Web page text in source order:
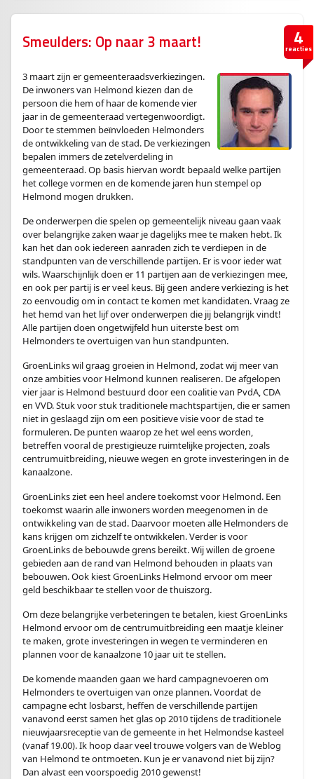
4
reacties
Smeulders: Op naar 3 maart!
3 maart zijn er gemeenteraadsverkiezingen.
De inwoners van Helmond kiezen dan de
persoon die hem of haar de komende vier
jaar in de gemeenteraad vertegenwoordigt.
Door te stemmen beïnvloeden Helmonders
de ontwikkeling van de stad. De verkiezingen
bepalen immers de zetelverdeling in
gemeenteraad. Op basis hiervan wordt bepaald welke partijen
het college vormen en de komende jaren hun stempel op
Helmond mogen drukken.
De onderwerpen die spelen op gemeentelijk niveau gaan vaak
over belangrijke zaken waar je dagelijks mee te maken hebt. Ik
kan het dan ook iedereen aanraden zich te verdiepen in de
standpunten van de verschillende partijen. Er is voor ieder wat
wils. Waarschijnlijk doen er 11 partijen aan de verkiezingen mee,
en ook per partij is er veel keus. Bij geen andere verkiezing is het
zo eenvoudig om in contact te komen met kandidaten. Vraag ze
het hemd van het lijf over onderwerpen die jij belangrijk vindt!
Alle partijen doen ongetwijfeld hun uiterste best om
Helmonders te overtuigen van hun standpunten.
GroenLinks wil graag groeien in Helmond, zodat wij meer van
onze ambities voor Helmond kunnen realiseren. De afgelopen
vier jaar is Helmond bestuurd door een coalitie van PvdA, CDA
en VVD. Stuk voor stuk traditionele machtspartijen, die er samen
niet in geslaagd zijn om een positieve visie voor de stad te
formuleren. De punten waarop ze het wel eens worden,
betreffen vooral de prestigieuze ruimtelijke projecten, zoals
centrumuitbreiding, nieuwe wegen en grote investeringen in de
kanaalzone.
GroenLinks ziet een heel andere toekomst voor Helmond. Een
toekomst waarin alle inwoners worden meegenomen in de
ontwikkeling van de stad. Daarvoor moeten alle Helmonders de
kans krijgen om zichzelf te ontwikkelen. Verder is voor
GroenLinks de bebouwde grens bereikt. Wij willen de groene
gebieden aan de rand van Helmond behouden in plaats van
bebouwen. Ook kiest GroenLinks Helmond ervoor om meer
geld beschikbaar te stellen voor de thuiszorg.
Om deze belangrijke verbeteringen te betalen, kiest GroenLinks
Helmond ervoor om de centrumuitbreiding een maatje kleiner
te maken, grote investeringen in wegen te verminderen en
plannen voor de kanaalzone 10 jaar uit te stellen.
De komende maanden gaan we hard campagnevoeren om
Helmonders te overtuigen van onze plannen. Voordat de
campagne echt losbarst, heffen de verschillende partijen
vanavond eerst samen het glas op 2010 tijdens de traditionele
nieuwjaarsreceptie van de gemeente in het Helmondse kasteel
(vanaf 19.00). Ik hoop daar veel trouwe volgers van de Weblog
van Helmond te ontmoeten. Kun je er vanavond niet bij zijn?
Dan alvast een voorspoedig 2010 gewenst!